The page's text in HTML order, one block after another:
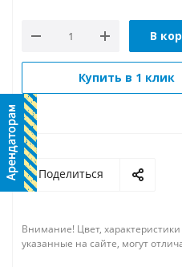
В
Купить в 1 клик
Поделиться
Внимание! Цвет,
указанные на сайте, могут